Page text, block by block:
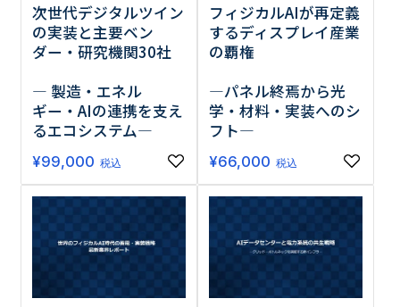
次世代デジタルツイン
の実装と主要ベン
ダー・研究機関30社
― 製造・エネル
ギー・AIの連携を支え
るエコシステム―
¥99,000 税込
フィジカルAIが再定義
するディスプレイ産業
の覇権
―パネル終焉から光
学・材料・実装へのシ
フト―
¥66,000 税込